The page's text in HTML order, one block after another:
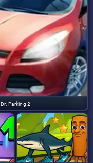
Dr. Parking 2